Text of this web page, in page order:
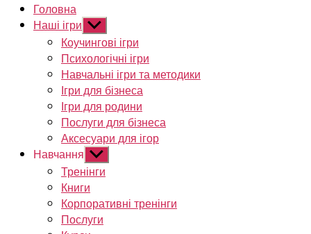
Головна
Наші ігри Показати
підменю
Коучингові ігри
Психологічні ігри
Навчальні ігри та методики
Ігри для бізнеса
Ігри для родини
Послуги для бізнеса
Аксесуари для ігор
Навчання Показати
підменю
Тренінги
Книги
Корпоративні тренінги
Послуги